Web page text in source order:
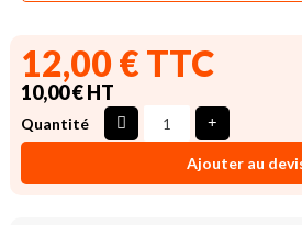
12,00 € TTC
10,00 € HT
Quantité
Ajouter au